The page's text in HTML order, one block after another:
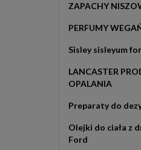
ZAPACHY
PERFUMY
Sisley sisleyum
LANCASTER
OPALANIA
Preparaty do
Olejki do ciała z
Ford